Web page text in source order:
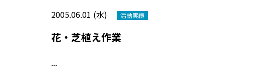
2005.06.01 (水) 活動実績
花・芝植え作業
...